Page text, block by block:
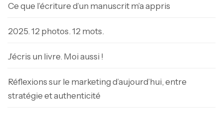
Ce que l’écriture d’un manuscrit m’a appris
2025. 12 photos. 12 mots.
J’écris un livre. Moi aussi !
Réflexions sur le marketing d’aujourd’hui, entre
stratégie et authenticité